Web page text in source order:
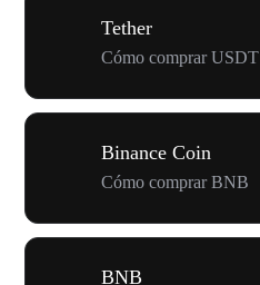
Tether
Cómo comprar USDT
Binance Coin
Cómo comprar BNB
BNB